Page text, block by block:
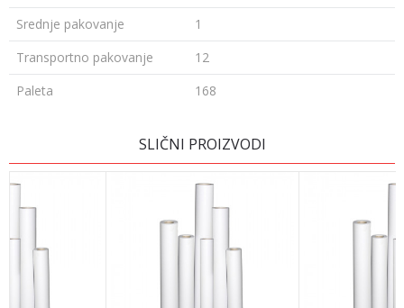
Srednje pakovanje
1
Transportno pakovanje
12
Paleta
168
SLIČNI PROIZVODI